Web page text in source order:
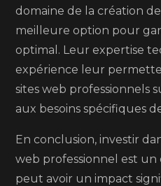
domaine de la création
meilleure option pour
optimal. Leur expertise
expérience leur
sites web professionnels
aux besoins spécifiques
En conclusion, investir
web professionnel est
peut avoir un impact